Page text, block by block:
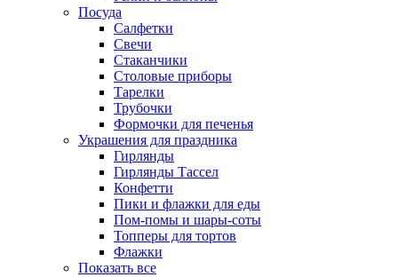
Посуда
Салфетки
Свечи
Стаканчики
Столовые приборы
Тарелки
Трубочки
Формочки для печенья
Украшения для праздника
Гирлянды
Гирлянды Тассел
Конфетти
Пики и флажки для еды
Пом-помы и шары-соты
Топперы для тортов
Флажки
Показать все